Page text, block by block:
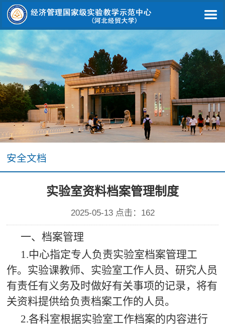
安全文档
实验室资料档案管理制度
2025-05-13 点击： 162
一、档案管理
1.中心指定专人负责实验室档案管理工
作。实验课教师、实验室工作人员、研究人员
有责任有义务及时做好有关事项的记录，将有
关资料提供给负责档案工作的人员。
2.各科室根据实验室工作档案的内容进行